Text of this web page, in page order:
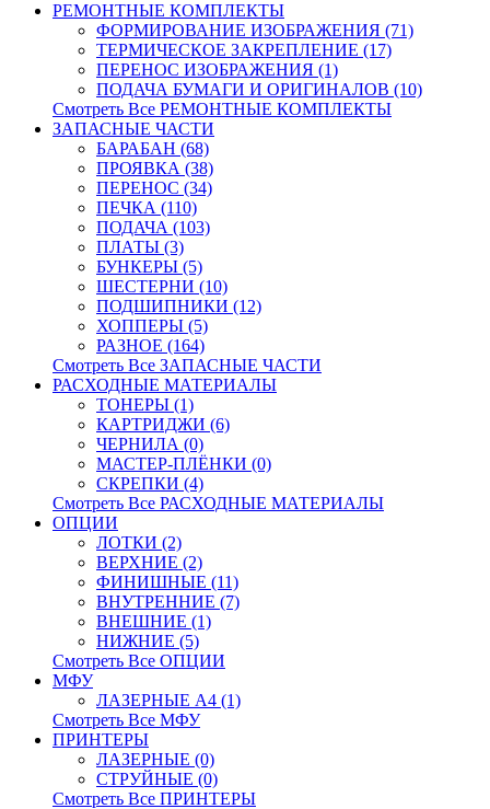
РЕМОНТНЫЕ КОМПЛЕКТЫ
ФОРМИРОВАНИЕ ИЗОБРАЖЕНИЯ (71)
ТЕРМИЧЕСКОЕ ЗАКРЕПЛЕНИЕ (17)
ПЕРЕНОС ИЗОБРАЖЕНИЯ (1)
ПОДАЧА БУМАГИ И ОРИГИНАЛОВ (10)
Смотреть Все РЕМОНТНЫЕ КОМПЛЕКТЫ
ЗАПАСНЫЕ ЧАСТИ
БАРАБАН (68)
ПРОЯВКА (38)
ПЕРЕНОС (34)
ПЕЧКА (110)
ПОДАЧА (103)
ПЛАТЫ (3)
БУНКЕРЫ (5)
ШЕСТЕРНИ (10)
ПОДШИПНИКИ (12)
ХОППЕРЫ (5)
РАЗНОЕ (164)
Смотреть Все ЗАПАСНЫЕ ЧАСТИ
РАСХОДНЫЕ МАТЕРИАЛЫ
ТОНЕРЫ (1)
КАРТРИДЖИ (6)
ЧЕРНИЛА (0)
МАСТЕР-ПЛЁНКИ (0)
СКРЕПКИ (4)
Смотреть Все РАСХОДНЫЕ МАТЕРИАЛЫ
ОПЦИИ
ЛОТКИ (2)
ВЕРХНИЕ (2)
ФИНИШНЫЕ (11)
ВНУТРЕННИЕ (7)
ВНЕШНИЕ (1)
НИЖНИЕ (5)
Смотреть Все ОПЦИИ
МФУ
ЛАЗЕРНЫЕ A4 (1)
Смотреть Все МФУ
ПРИНТЕРЫ
ЛАЗЕРНЫЕ (0)
СТРУЙНЫЕ (0)
Смотреть Все ПРИНТЕРЫ